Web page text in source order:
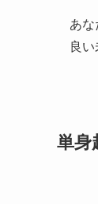
あな
良
単身